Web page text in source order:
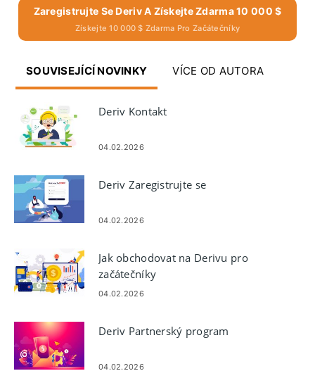
Zaregistrujte Se Deriv A Získejte Zdarma 10 000 $
Získejte 10 000 $ Zdarma Pro Začátečníky
SOUVISEJÍCÍ NOVINKY VÍCE OD AUTORA
Deriv Kontakt
04.02.2026
Deriv Zaregistrujte se
04.02.2026
Jak obchodovat na Derivu pro
začátečníky
04.02.2026
Deriv Partnerský program
04.02.2026